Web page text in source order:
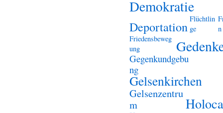
Demokratie
Deportation
Flüchtlin
ge
n
Friedensbeweg
ung
Gegenkundgebu
ng
Gelsenkirchen
Gelsenzentru
m